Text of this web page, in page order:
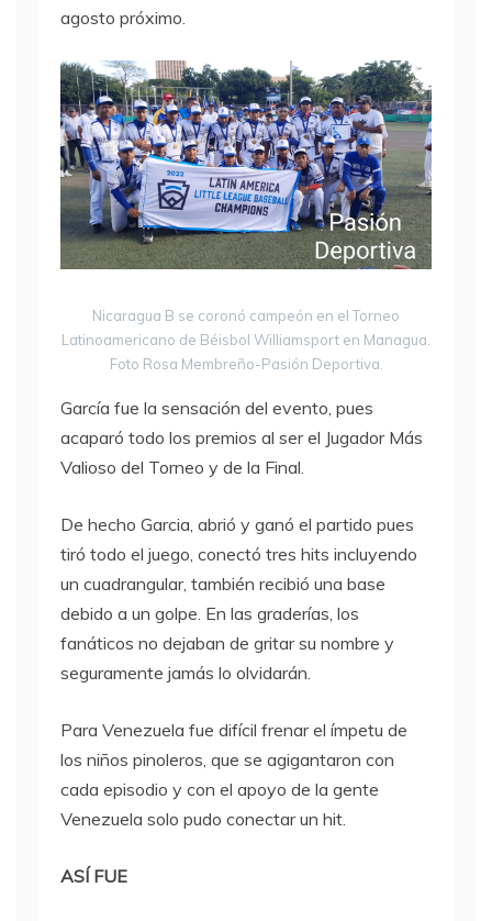
agosto próximo.
Nicaragua B se coronó campeón en el Torneo
Latinoamericano de Béisbol Williamsport en Managua.
Foto Rosa Membreño-Pasión Deportiva.
García fue la sensación del evento, pues
acaparó todo los premios al ser el Jugador Más
Valioso del Torneo y de la Final.
De hecho Garcia, abrió y ganó el partido pues
tiró todo el juego, conectó tres hits incluyendo
un cuadrangular, también recibió una base
debido a un golpe. En las graderías, los
fanáticos no dejaban de gritar su nombre y
seguramente jamás lo olvidarán.
Para Venezuela fue difícil frenar el ímpetu de
los niños pinoleros, que se agigantaron con
cada episodio y con el apoyo de la gente
Venezuela solo pudo conectar un hit.
ASÍ FUE